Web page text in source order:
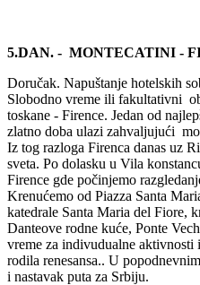
5.DAN. - MONTECATINI -
Doručak. Napuštanje hotelskih
Slobodno vreme ili fakultativni
toskane - Firence. Jedan od
zlatno doba ulazi zahvaljujući
Iz tog razloga Firenca danas uz
sveta. Po dolasku u Vila
Firence gde počinjemo
Krenućemo od Piazza Santa
katedrale Santa Maria del Fiore,
Danteove rodne kuće, Ponte
vreme za indivudualne aktivnosti
rodila renesansa.. U
i nastavak puta za Srbiju.